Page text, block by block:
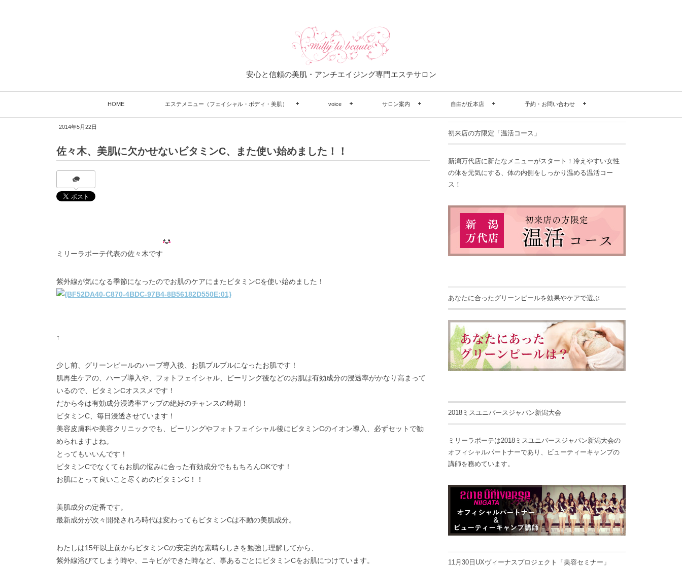
安心と信頼の美肌・アンチエイジング専門エステサロン
HOME エステメニュー（フェイシャル・ボディ・美肌） voice サロン案内 自由が丘本店 予約・お問い合わせ
2014年5月22日
佐々木、美肌に欠かせないビタミンC、また使い始めました！！
ミリーラボーテ代表の佐々木です
紫外線が気になる季節になったのでお肌のケアにまたビタミンCを使い始めました！
↑
少し前、グリーンピールのハーブ導入後、お肌プルプルになったお肌です！
肌再生ケアの、ハーブ導入や、フォトフェイシャル、ピーリング後などのお肌は有効成分の浸透率がかなり高まって
いるので、ビタミンCオススメです！
だから今は有効成分浸透率アップの絶好のチャンスの時期！
ビタミンC、毎日浸透させています！
美容皮膚科や美容クリニックでも、ピーリングやフォトフェイシャル後にビタミンCのイオン導入、必ずセットで勧
められますよね。
とってもいいんです！
ビタミンCでなくてもお肌の悩みに合った有効成分でももちろんOKです！
お肌にとって良いこと尽くめのビタミンC！！
美肌成分の定番です。
最新成分が次々開発されろ時代は変わってもビタミンCは不動の美肌成分。
わたしは15年以上前からビタミンCの安定的な素晴らしさを勉強し理解してから、
紫外線浴びてしまう時や、ニキビができた時など、事あるごとにビタミンCをお肌につけています。
初来店の方限定「温活コース」
新潟万代店に新たなメニューがスタート！冷えやすい女性
の体を元気にする、体の内側をしっかり温める温活コー
ス！
あなたに合ったグリーンピールを効果やケアで選ぶ
2018ミスユニバースジャパン新潟大会
ミリーラボーテは2018ミスユニバースジャパン新潟大会の
オフィシャルパートナーであり、ビューティーキャンプの
講師を務めています。
11月30日UXヴィーナスプロジェクト「美容セミナー」